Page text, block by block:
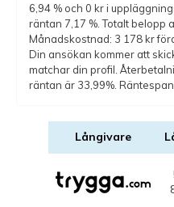
6,94 % och 0 kr i
räntan 7,17 %. Totalt belopp
Månadskostnad: 3 178 kr
Din ansökan kommer att
matchar din profil.
räntan är 33,99%.
Långivare